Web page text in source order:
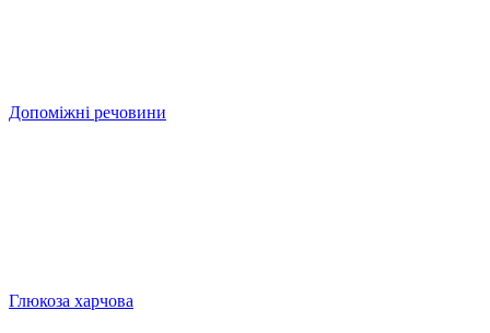
Допоміжні речовини
Глюкоза харчова